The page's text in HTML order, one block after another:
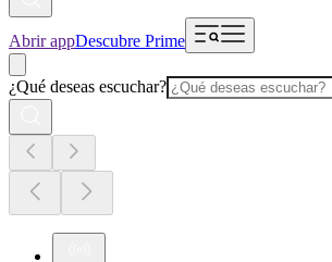
Abrir appDescubre Prime
¿Qué deseas escuchar?